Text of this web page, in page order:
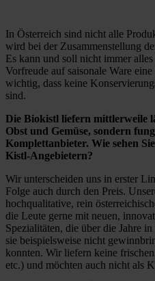
In Österreich sind nicht alle
wird bei der Zusammenstellung
Es kann und soll nicht immer
Vorfreude auf saisonale Ware
wichtig, dass keine
sind.
Die Biokistl liefern mittlerweile
Obst und Gemüse, sondern
Komplettanbieter. Wie sehen
Kistl-Angebietern?
Wir unterscheiden uns in erster
Folge auch durch den Preis.
hochqualitative, rein
die Leute gerne mit neuen,
Spezialitäten, die über die Jahre
sie beispielsweise nicht
konnten. Wir liefern keine
etc.) und möchten auch nicht als